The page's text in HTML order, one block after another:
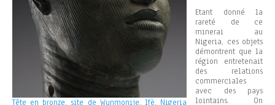
Etant donné la
rareté de ce
minerai au
Nigeria, ces objets
démontrent que la
région entretenait
des relations
commerciales
avec des pays
lointains. On